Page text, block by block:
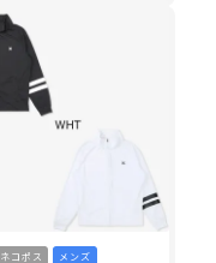
ネコポス メンズ